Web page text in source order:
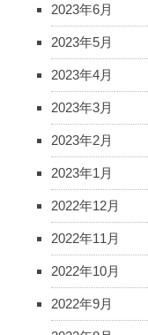
2023年6月
2023年5月
2023年4月
2023年3月
2023年2月
2023年1月
2022年12月
2022年11月
2022年10月
2022年9月